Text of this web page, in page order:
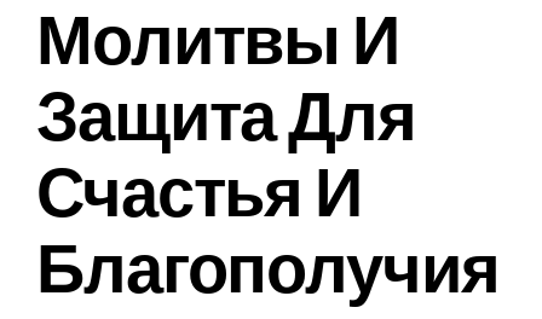
Молитвы И
Защита Для
Счастья И
Благополучия